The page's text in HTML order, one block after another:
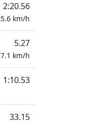
2:20.56
km/h
5.27
km/h
1:10.53
33.15